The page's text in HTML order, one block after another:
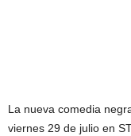
La nueva comedia
viernes 29 de julio en